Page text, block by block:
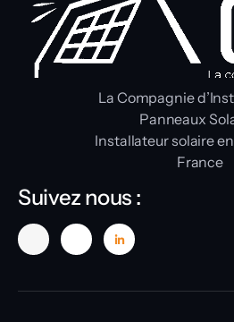
La Compagnie
Panneaux
Installateur solaire
France
Suivez nous :